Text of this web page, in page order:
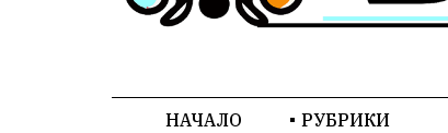
НАЧАЛО РУБРИКИ